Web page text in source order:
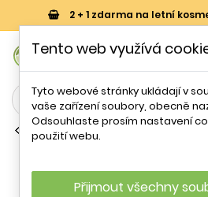
2 + 1 zdarma na letní
Bylinné zubní pasty
Tento web využívá
Tyto webové stránky ukládají v
vaše zařízení soubory, obecně
Odsouhlaste prosím nastavení
použití webu.
Přijmout všechny